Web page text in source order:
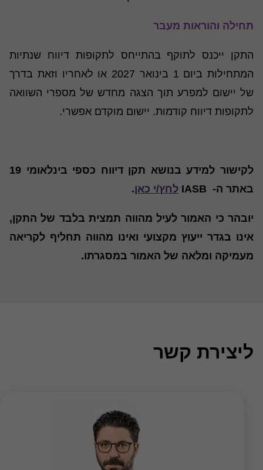
תחילה והוראות מעבר
התקן ייכנס לתוקף בהתייחס לתקופות דיווח שנתיות
המתחילות ביום 1 בינואר 2027 או לאחריו וזאת בדרך
של יישום למפרע תוך הצגה מחדש של מספרי השוואה
לתקופות דיווח קודמות. יישום מוקדם אפשרי.
לקישור למידע בנושא תקן דיווח כספי בינלאומי 19
באתר ה- IASB
לחץ/י כאן.
יובהר כי האמור לעיל מהווה תמצית בלבד של התקן,
אינו בגדר ייעוץ מקצועי ואינו מהווה תחליף לקריאה
מעמיקה ומלאה של האמור במסגרתו.
ליצירת קשר